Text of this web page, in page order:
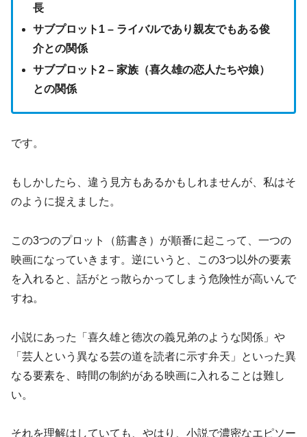
長
サブプロット1 – ライバルであり親友でもある俊
介との関係
サブプロット2 – 家族（喜久雄の恋人たちや娘）
との関係
です。
もしかしたら、違う見方もあるかもしれませんが、私はそ
のように捉えました。
この3つのプロット（筋書き）が順番に起こって、一つの
映画になっていきます。逆にいうと、この3つ以外の要素
を入れると、話がとっ散らかってしまう危険性が高いんで
すね。
小説にあった「喜久雄と徳次の義兄弟のような関係」や
「芸人という異なる芸の道を読者に示す弁天」といった異
なる要素を、時間の制約がある映画に入れることは難し
い。
それを理解はしていても、やはり、小説で濃密なエピソー